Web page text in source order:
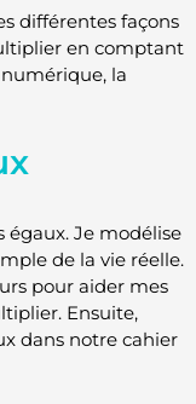
différentes façons
en comptant
la
égaux. Je modélise
de la vie réelle.
pour aider mes
Ensuite,
dans notre cahier